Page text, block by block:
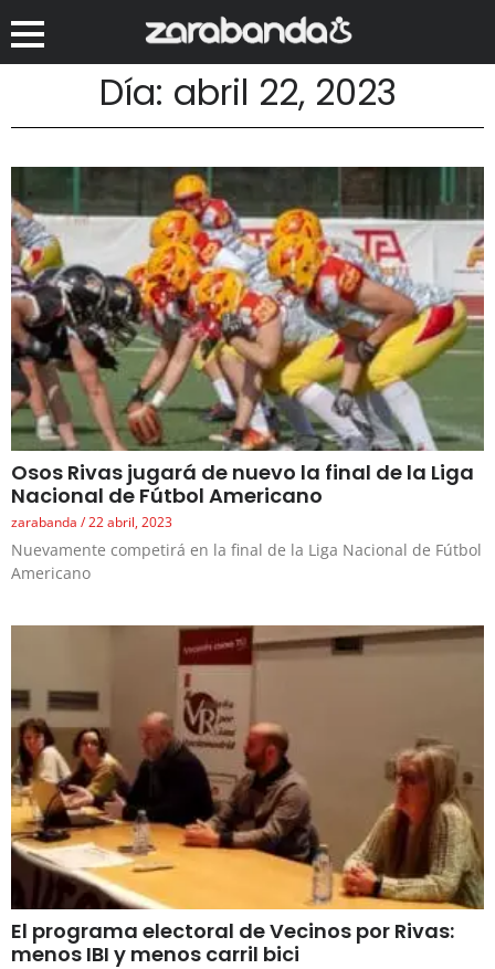
Día: abril 22, 2023
Osos Rivas jugará de nuevo la final de la Liga
Nacional de Fútbol Americano
zarabanda 22 abril, 2023
Nuevamente competirá en la final de la Liga Nacional de Fútbol
Americano
El programa electoral de Vecinos por Rivas:
menos IBI y menos carril bici